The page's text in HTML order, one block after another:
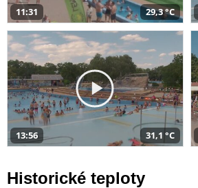
11:31 29,3 °C
13:56 31,1 °C
Historické teploty